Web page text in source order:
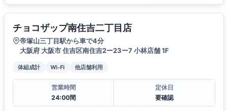
チョコザップ南住吉二丁目店
帝塚山三丁目駅から車で4分
大阪府 大阪市 住吉区南住吉2ー23ー7 小林店舗 1F
体組成計 Wi-Fi 他店舗利用
営業時間
24:00間
定休日
要確認